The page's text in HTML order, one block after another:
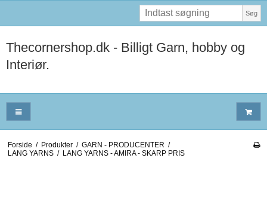
Søg
Thecornershop.dk - Billigt Garn, hobby og
Interiør.
Forside / Produkter / GARN - PRODUCENTER /
LANG YARNS / LANG YARNS - AMIRA - SKARP PRIS